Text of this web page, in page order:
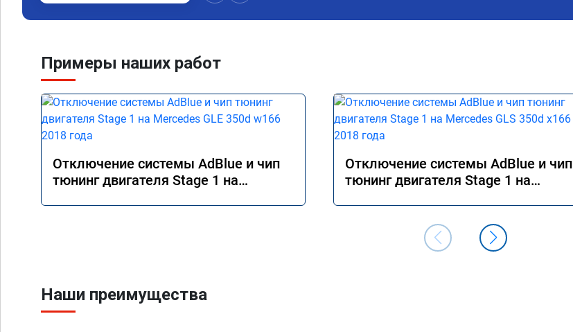
Примеры наших работ
Отключение системы AdBlue и чип
тюнинг двигателя Stage 1 на
Отключение системы AdBlue и чип
тюнинг двигателя Stage 1 на
Наши преимущества